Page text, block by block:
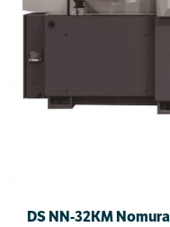
DS NN-32KM Nomura